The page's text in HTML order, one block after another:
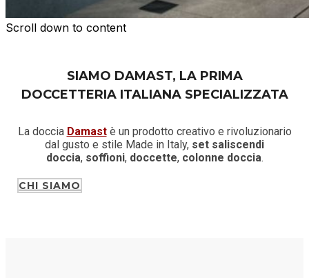
Scroll down to content
SIAMO DAMAST, LA PRIMA
DOCCETTERIA ITALIANA SPECIALIZZATA
La doccia Damast è un prodotto creativo e rivoluzionario
dal gusto e stile Made in Italy, set saliscendi
doccia, soffioni, doccette, colonne doccia.
CHI SIAMO